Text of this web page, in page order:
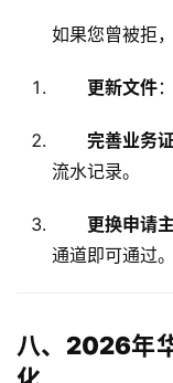
球
牌
答
社
如果您曾被拒
更新文件
完善业务
流水记录。
更换申请
通道即可通过。
八、2026年